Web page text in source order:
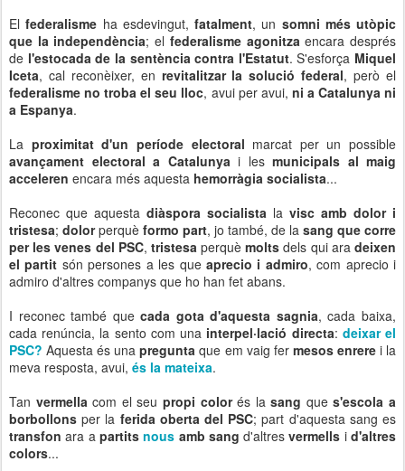
Elfederalisme ha esdevingut, fatalment, un somni més utòpic
que la independència; el federalisme agonitzaencara després
de l'estocada de la sentència contra l'Estatut. S'esforça Miquel
Iceta, cal reconèixer, en revitalitzar la solució federal, però el
federalisme no troba el seu lloc, avui per avui, ni a Catalunya ni
a Espanya.
La proximitat d'un període electoral marcat per un possible
avançament electoral a Catalunyai les municipals al maig
acceleren encara més aquesta hemorràgia socialista...
Reconec que aquesta diàspora socialista la visc amb dolor i
tristesa; dolorperquè formo part, jo també, de la sang que corre
per les venes del PSC, tristesaperquèmolts dels qui aradeixen
el partit són persones a les que aprecio i admiro, com aprecio i
admiro d'altres companys que ho han fet abans.
I reconec també quecada gota d'aquesta sagnia, cada baixa,
cada renúncia, la sento com una interpel·lació directa: deixar el
PSC? Aquesta és una pregunta que em vaig fer mesos enrerei la
meva resposta, avui, és la mateixa.
Tan vermellacom el seu propi colorés lasang ques'escola a
borbollons per la ferida oberta del PSC; part d'aquesta sang es
transfon ara a partitsnous amb sangd'altres vermells id'altres
colors...